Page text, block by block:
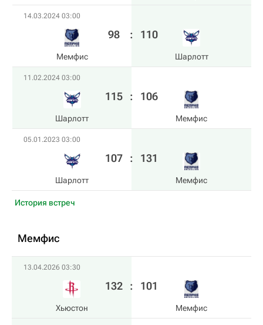
14.03.2024 03:00
Мемфис
98 : 110
Шарлотт
11.02.2024 03:00
Шарлотт
115 : 106
Мемфис
05.01.2023 03:00
Шарлотт
107 : 131
Мемфис
История встреч
Мемфис
13.04.2026 03:30
Хьюстон
132 : 101
Мемфис